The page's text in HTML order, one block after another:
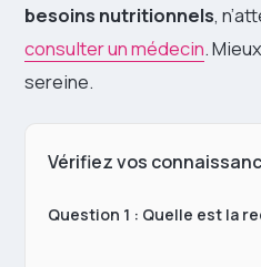
besoins nutritionnels,
consulter un médecin.
sereine.
Vérifiez vos
Question 1 : Quelle est la